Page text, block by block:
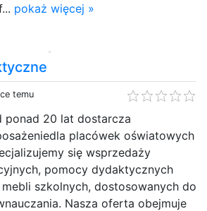
pokaż więcej »
temu
ponad 20 lat dostarcza
placówek oświatowych
się wsprzedaży
pomocy dydaktycznych
szkolnych, dostosowanych do
Nasza oferta obejmuje